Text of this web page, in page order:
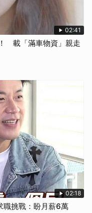
02:41
載「滿車物資」親走
02:18
挑戰：盼月薪6萬